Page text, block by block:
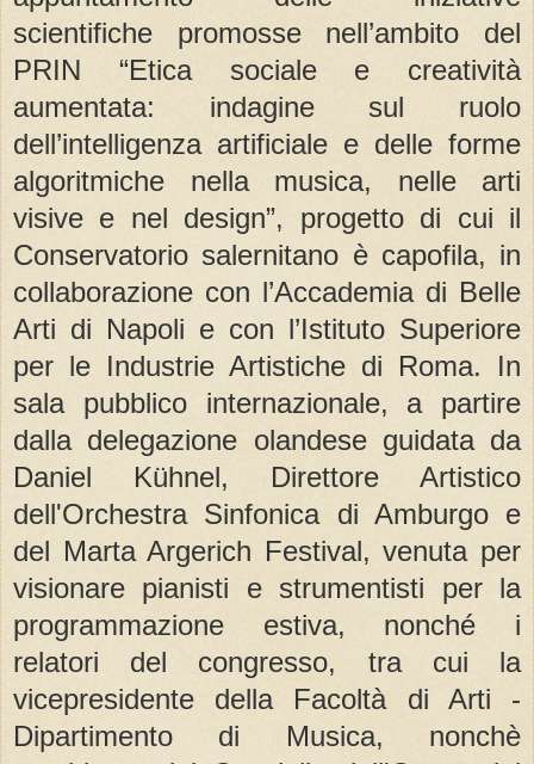
scientifiche promosse nell’ambito del
PRIN “Etica sociale e creatività
aumentata: indagine sul ruolo
dell’intelligenza artificiale e delle forme
algoritmiche nella musica, nelle arti
visive e nel design”, progetto di cui il
Conservatorio salernitano è capofila, in
collaborazione con l’Accademia di Belle
Arti di Napoli e con l’Istituto Superiore
per le Industrie Artistiche di Roma. In
sala pubblico internazionale, a partire
dalla delegazione olandese guidata da
Daniel Kühnel, Direttore Artistico
dell'Orchestra Sinfonica di Amburgo e
del Marta Argerich Festival, venuta per
visionare pianisti e strumentisti per la
programmazione estiva, nonché i
relatori del congresso, tra cui la
vicepresidente della Facoltà di Arti -
Dipartimento di Musica, nonchè